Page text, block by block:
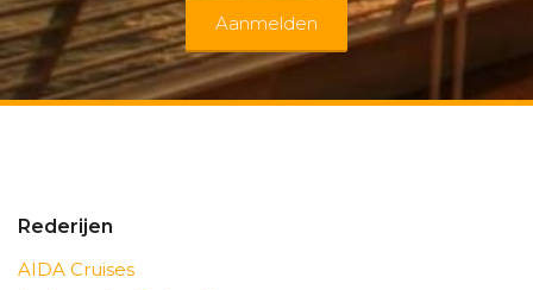
Aanmelden
Rederijen
AIDA Cruises